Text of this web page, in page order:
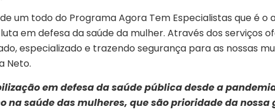
um todo do Programa Agora Tem Especialistas que é o
em defesa da saúde da mulher. Através dos serviços
especializado e trazendo segurança para as nossas
Neto.
em defesa da saúde pública desde a
saúde das mulheres, que são prioridade da nossa